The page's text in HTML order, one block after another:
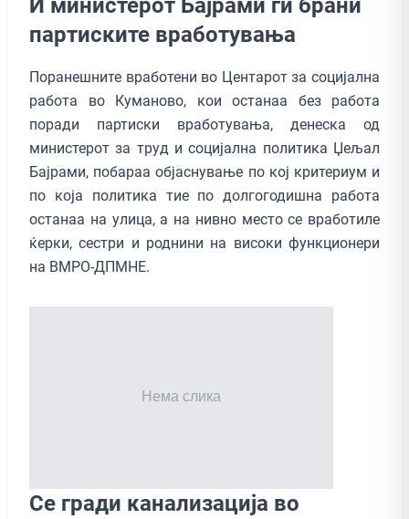
И министерот Бајрами ги брани
партиските вработувања
Поранешните вработени во Центарот за социјална
работа во Куманово, кои останаа без работа
поради партиски вработувања, денеска од
министерот за труд и социјална политика Џељал
Бајрами, побараа објаснување по кој критериум и
по која политика тие по долгогодишна работа
останаа на улица, а на нивно место се вработиле
ќерки, сестри и роднини на високи функционери
на ВМРО-ДПМНЕ.
Се гради канализација во